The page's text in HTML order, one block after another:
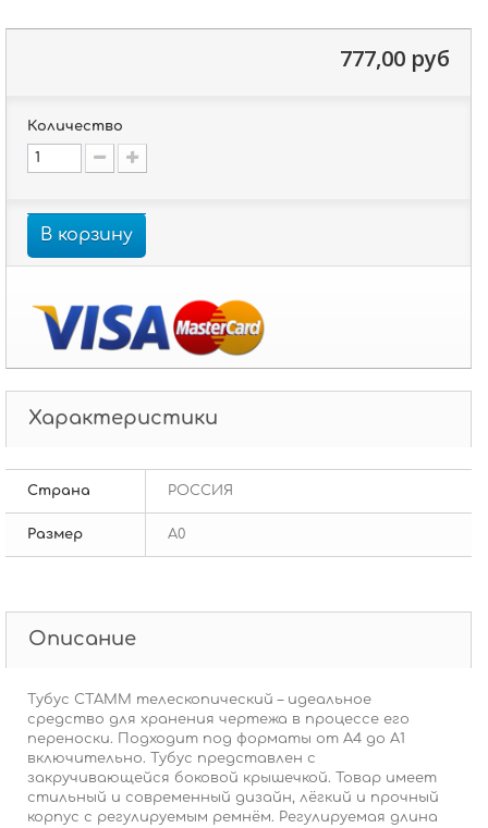
777,00 руб
Количество
В корзину
Характеристики
Страна РОССИЯ
Размер А0
Описание
Тубус СТАММ телескопический – идеальное
средство для хранения чертежа в процессе его
переноски. Подходит под форматы от А4 до А1
включительно. Тубус представлен с
закручивающейся боковой крышечкой. Товар имеет
стильный и современный дизайн, лёгкий и прочный
корпус с регулируемым ремнём. Регулируемая длина